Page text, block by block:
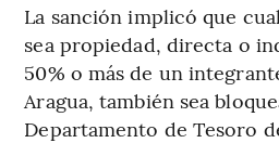
La sanción implicó que
sea propiedad, directa o
50% o más de un
Aragua, también sea
Departamento de Tesoro